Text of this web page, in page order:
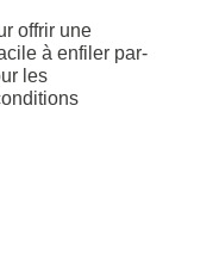
offrir une
à enfiler par-
les